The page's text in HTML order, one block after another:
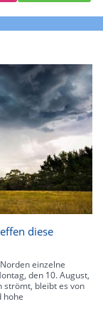
bereits Gewitter
mit
der
abgeschätzt
es eine
sehen Sie genau,
zu rechnen ist bzw.
diese
einzelne
den 10. August,
strömt, bleibt es von
hohe